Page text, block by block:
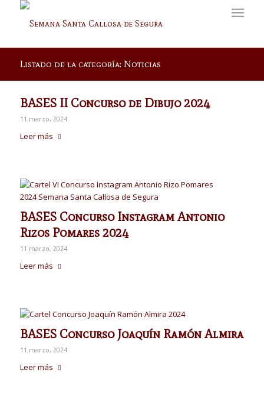
Listado de la categoría: Noticias
BASES II Concurso de Dibujo 2024
11 marzo, 2024
Leer más
BASES Concurso Instagram Antonio
Rizos Pomares 2024
11 marzo, 2024
Leer más
BASES Concurso Joaquín Ramón Almira
11 marzo, 2024
Leer más